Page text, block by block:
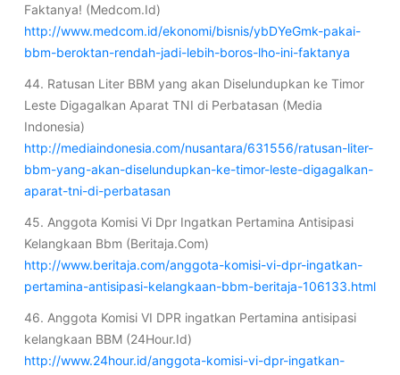
Faktanya! (Medcom.Id)
http://www.medcom.id/ekonomi/bisnis/ybDYeGmk-pakai-
bbm-beroktan-rendah-jadi-lebih-boros-lho-ini-faktanya
44. Ratusan Liter BBM yang akan Diselundupkan ke Timor
Leste Digagalkan Aparat TNI di Perbatasan (Media
Indonesia)
http://mediaindonesia.com/nusantara/631556/ratusan-liter-
bbm-yang-akan-diselundupkan-ke-timor-leste-digagalkan-
aparat-tni-di-perbatasan
45. Anggota Komisi Vi Dpr Ingatkan Pertamina Antisipasi
Kelangkaan Bbm (Beritaja.Com)
http://www.beritaja.com/anggota-komisi-vi-dpr-ingatkan-
pertamina-antisipasi-kelangkaan-bbm-beritaja-106133.html
46. Anggota Komisi VI DPR ingatkan Pertamina antisipasi
kelangkaan BBM (24Hour.Id)
http://www.24hour.id/anggota-komisi-vi-dpr-ingatkan-